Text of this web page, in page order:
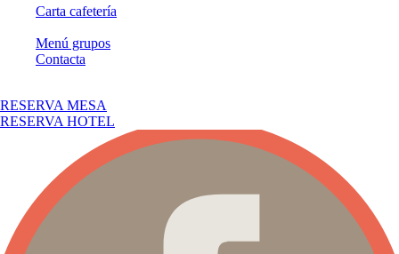
Carta cafetería
Menú grupos
Contacta
RESERVA MESA
RESERVA HOTEL